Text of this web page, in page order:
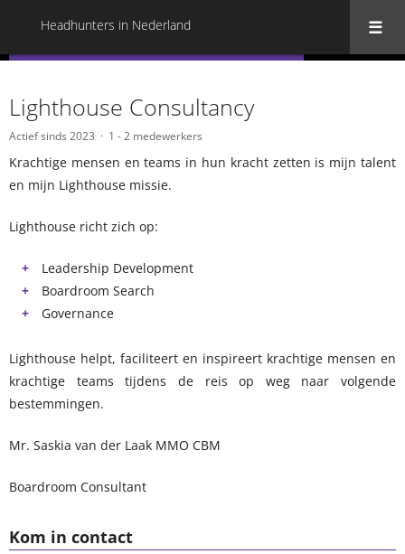
Headhunters in Nederland
Kom in contact
Lighthouse Consultancy
Actief sinds 2023 1 - 2 medewerkers
Krachtige mensen en teams in hun kracht zetten is mijn talent
en mijn Lighthouse missie.
Lighthouse richt zich op:
Leadership Development
Boardroom Search
Governance
Lighthouse helpt, faciliteert en inspireert krachtige mensen en
krachtige teams tijdens de reis op weg naar volgende
bestemmingen.
Mr. Saskia van der Laak MMO CBM
Boardroom Consultant